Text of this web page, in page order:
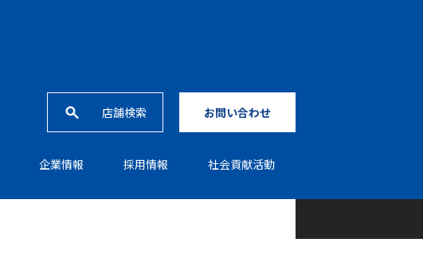
店舗検索 お問い合わせ
企業情報 採⽤情報 社会貢献活動